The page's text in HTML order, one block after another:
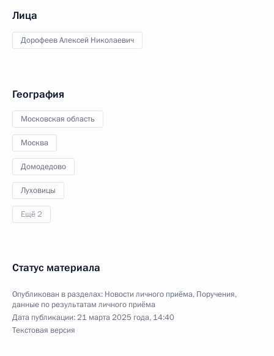
Лица
Дорофеев Алексей Николаевич
География
Московская область
Москва
Домодедово
Луховицы
Ещё 2
Статус материала
Опубликован в разделах: Новости личного приёма, Поручения,
данные по результатам личного приёма
Дата публикации:21 марта 2025 года, 14:40
Текстовая версия